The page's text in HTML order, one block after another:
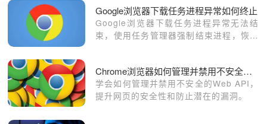
护，以此来实现多方位电脑保护。
Google浏览器下载任务进程异常如何终止
Google浏览器下载任务进程异常无法结
束，使用任务管理器强制结束进程，恢复
Chrome浏览器如何管理并禁用不安全的Web API
学会如何管理并禁用不安全的Web API，
提升网页的安全性和防止潜在的漏洞。